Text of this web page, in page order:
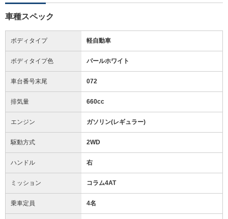
車種スペック
ボディタイプ 軽自動車
ボディタイプ色 パールホワイト
車台番号末尾 072
排気量 660cc
エンジン ガソリン(レギュラー)
駆動方式 2WD
ハンドル 右
ミッション コラム4AT
乗車定員 4名